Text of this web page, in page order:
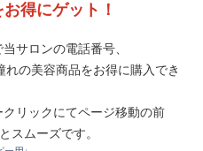
得にゲット！
サロンの電話番号、
れの美容商品をお得に購入でき
リックにてページ移動の前
スムーズです。